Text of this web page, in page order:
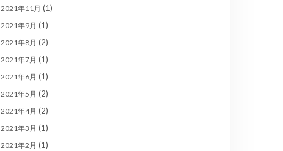
2021年11月 (1)
2021年9月 (1)
2021年8月 (2)
2021年7月 (1)
2021年6月 (1)
2021年5月 (2)
2021年4月 (2)
2021年3月 (1)
2021年2月 (1)